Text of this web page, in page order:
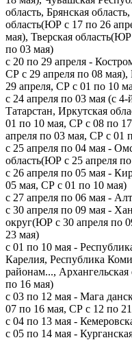
область, Брянская
область(ЮР с 17 по 26
мая), Тверская
по 03 мая)
с 20 по 29 апреля -
СР с 29 апреля по 08
29 апреля, СР с 01 по 10
с 24 апреля по 03 мая (с
Татарстан, Иркутская
01 по 10 мая, СР с 08 по
апреля по 03 мая, СР с 01
с 25 апреля по 04 мая -
область(ЮР с 25 апреля
с 26 апреля по 05 мая -
05 мая, СР с 01 по 10 мая)
с 27 апреля по 06 мая -
с 30 апреля по 09 мая -
округ(ЮР с 30 апреля по
23 мая)
с 01 по 10 мая -
Карелия, Республика
районам...,
по 16 мая)
с 03 по 12 мая - Мага
07 по 16 мая, СР с 12 по
с 04 по 13 мая -
с 05 по 14 мая -